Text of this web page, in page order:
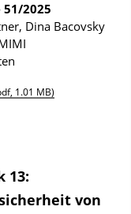
51/2025
Dina Bacovsky
1.01 MB)
13:
von